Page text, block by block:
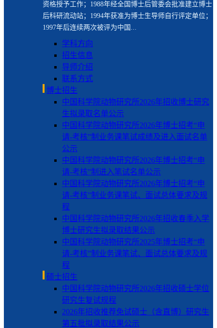
资格授予工作；1988年经全国博士后管委会批准建立博士
后科研流动站；1994年获准为博士生导师自行评定单位；
1997年后连续两次被评为中国...
学科方向
招生信息
导师介绍
联系方式
博士招生
中国科学院动物研究所2026年招收博士研究
生拟录取名单公示
中国科学院动物研究所2026年博士招考“申
请-考核”制业务课笔试成绩及进入面试名单
公示
中国科学院动物研究所2026年博士招考“申
请-考核”制进入笔试名单公示
中国科学院动物研究所2026年博士招考“申
请-考核”制业务课笔试、面试总体要求及规
程
中国科学院动物研究所2026年招收春季入学
博士研究生拟录取结果公示
中国科学院动物研究所2025年博士招考“申
请-考核”制业务课笔试、面试总体要求及规
程
硕士招生
中国科学院动物研究所2026年招收硕士学位
研究生复试规程
2026年招收推荐免试硕士（含直博）研究生
第五批拟录取结果公示